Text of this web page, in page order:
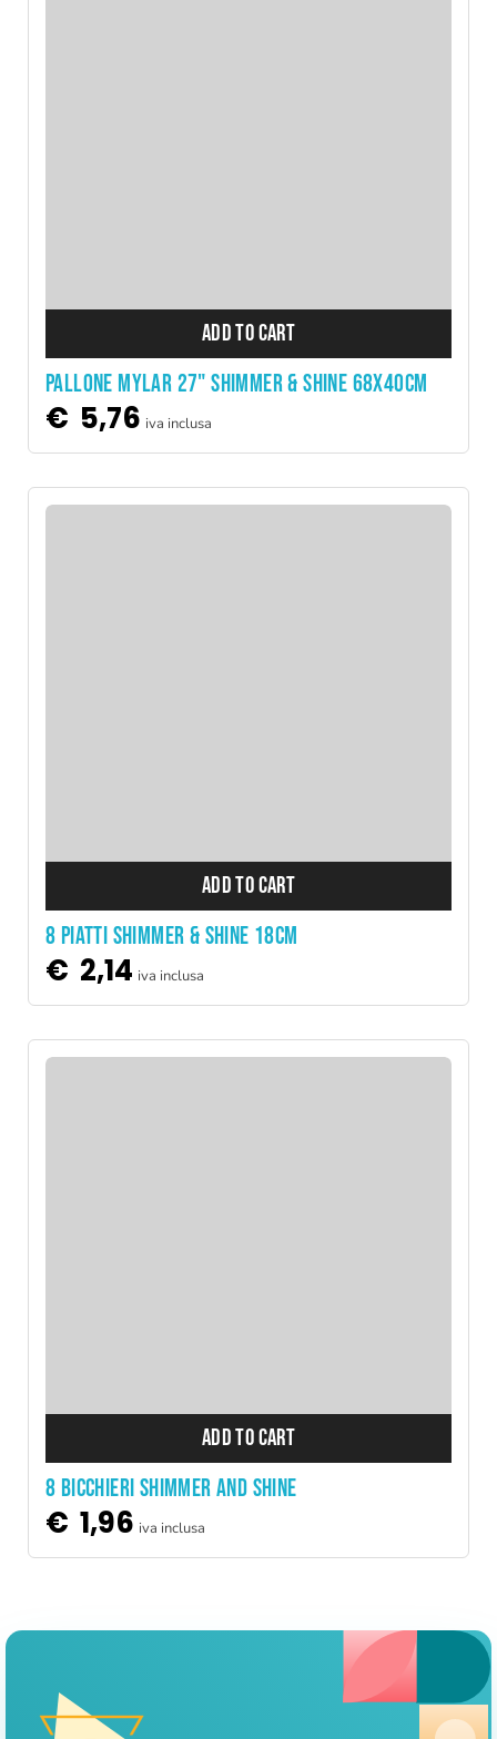
ADD TO CART
PALLONE MYLAR 27" SHIMMER & SHINE 68X40CM
€ 5,76 iva inclusa
ADD TO CART
8 PIATTI SHIMMER & SHINE 18CM
€ 2,14 iva inclusa
ADD TO CART
8 BICCHIERI SHIMMER AND SHINE
€ 1,96 iva inclusa